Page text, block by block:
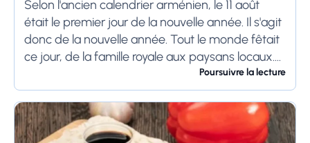
Selon l'ancien calendrier arménien, le 11 août
était le premier jour de la nouvelle année. Il s'agit
donc de la nouvelle année. Tout le monde fêtait
ce jour, de la famille royale aux paysans locaux.
Poursuivre la lecture